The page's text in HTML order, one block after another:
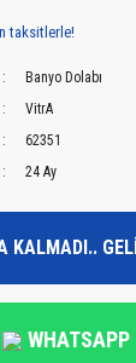
taksitlerle!
Banyo Dolabı
VitrA
62351
24 Ay
KALMADI..
WHATSAPP